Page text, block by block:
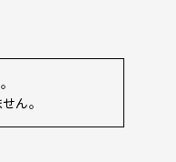
ん。